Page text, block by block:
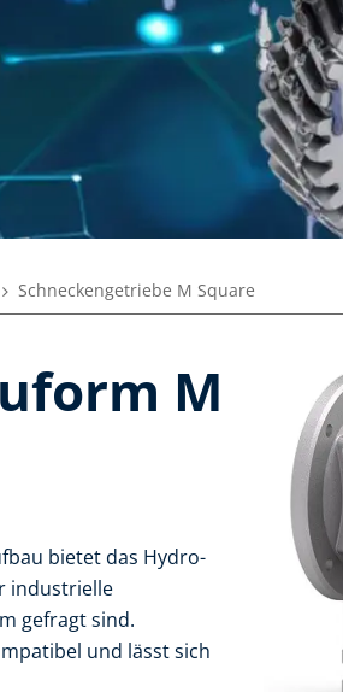
Schneckengetriebe M Square
M
bietet das Hydro-
industrielle
gefragt sind.
und lässt sich